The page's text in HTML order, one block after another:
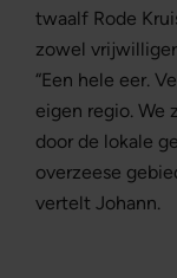
twaalf Rode
zowel
“Een hele eer.
eigen regio. We
door de lokale
overzeese
vertelt Johann.